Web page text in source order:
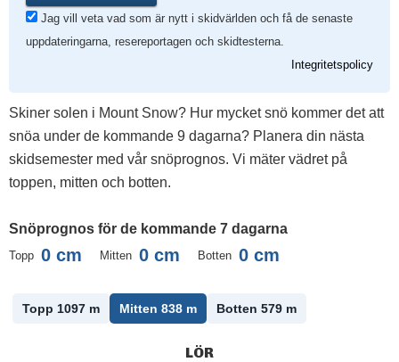
Jag vill veta vad som är nytt i skidvärlden och få de senaste
uppdateringarna, resereportagen och skidtesterna.
Integritetspolicy
Skiner solen i Mount Snow? Hur mycket snö kommer det att
snöa under de kommande 9 dagarna? Planera din nästa
skidsemester med vår snöprognos. Vi mäter vädret på
toppen, mitten och botten.
Snöprognos för de kommande 7 dagarna
Topp 0 cm Mitten 0 cm Botten 0 cm
Topp 1097 m Mitten 838 m Botten 579 m
LÖR